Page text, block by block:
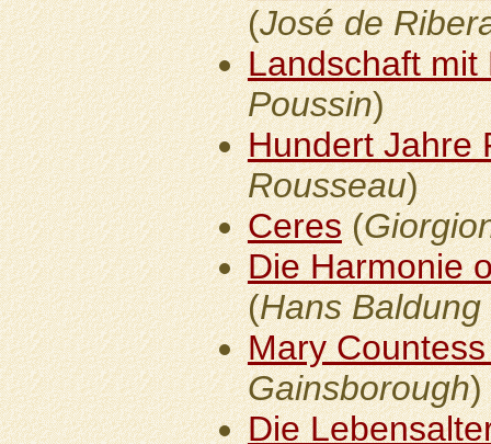
(José de
Landschaft mit
Poussin)
Hundert Jahre
Rousseau)
Ceres(
Die Harmonie
(Hans Baldung
Mary
Gainsborough)
Die